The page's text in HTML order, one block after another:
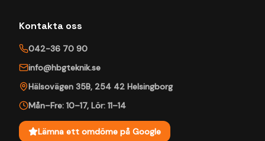
Kontakta oss
042-36 70 90
info@hbgteknik.se
Hälsovägen 35B, 254 42 Helsingborg
Mån–Fre: 10–17, Lör: 11–14
Lämna ett omdöme på Google